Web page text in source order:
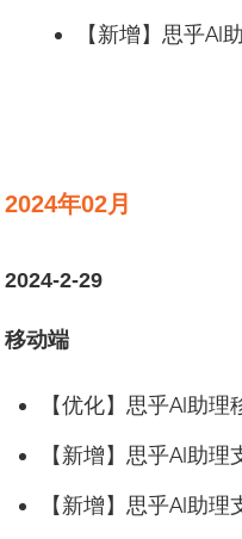
【新增】思乎AI
2024年02月
2024-2-29
移动端
【优化】思乎AI助理
【新增】思乎AI助
【新增】思乎AI助